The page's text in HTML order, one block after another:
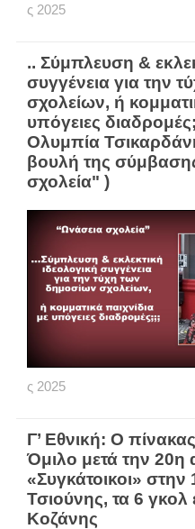
ς 2025
.. Σύμπλευση &
συγγένεια για την
σχολείων, ή
υπόγειες
Ολυμπία
βουλή της
σχολεία" )
ς 2025
Γ’ Εθνική: Ο
Όμιλο μετά την 20η
«Συγκάτοικοι» στην
Τσιούνης, τα 6
Κοζάνης